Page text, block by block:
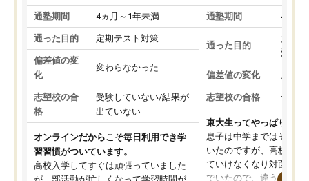
通塾期間 4ヵ月～1年未満
通った目的 定期テスト対策
偏差値の変
化
変わらなかった
志望校の合
格
受験していない/結果が
出ていない
オンラインだからこそ毎日利用でき学
習習慣がついています。
高校入学してすぐは頑張っていました
通塾期間 4ヵ月
通った目的
大学
対策
偏差値の変化
志望校の合格 合格
東大生ってやっぱりすご
息子は中学まではそこそ
いたのですが、高校に入
ていけなくなり対面の塾
でいたので、違うアプロ